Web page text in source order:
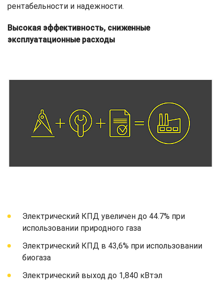
рентабельности и надежности.
Высокая эффективность, сниженные
эксплуатационные расходы
Электрический КПД увеличен до 44.7% при
использовании природного газа
Электрический КПД в 43,6% при использовании
биогаза
Электрический выход до 1,840 кВтэл